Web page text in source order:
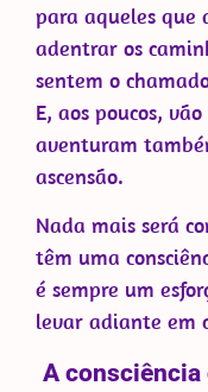
para aqueles que
adentrar os
sentem o
E, aos poucos,
aventuram
ascensão.
Nada mais será
têm uma
é sempre um
levar adiante em
A consciência